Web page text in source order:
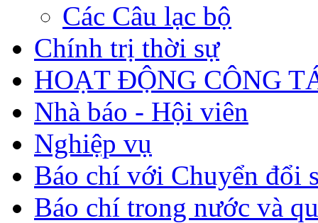
Các Câu lạc bộ
Chính trị thời sự
HOẠT ĐỘNG CÔNG
Nhà báo - Hội viên
Nghiệp vụ
Báo chí với Chuyển đổi
Báo chí trong nước và